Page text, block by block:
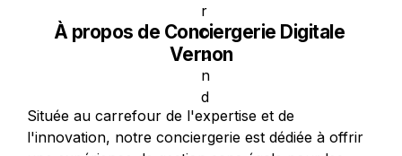
À propos de Conciergerie Digitale
Vernon
Située au carrefour de l'expertise et de
l'innovation, notre conciergerie est dédiée à offrir